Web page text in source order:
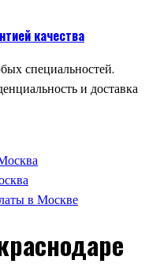
качества
специальностей.
и доставка
в Москве